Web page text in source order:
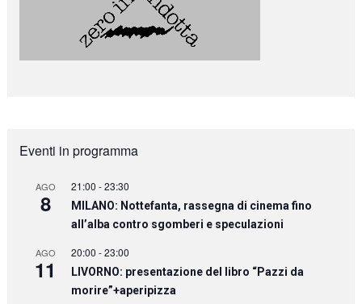
Eventi in programma
AGO
8
21:00 -23:30
MILANO: Nottefanta, rassegna di cinema fino
all’alba contro sgomberi e speculazioni
AGO
11
20:00 -23:00
LIVORNO: presentazione del libro “Pazzi da
morire”+aperipizza